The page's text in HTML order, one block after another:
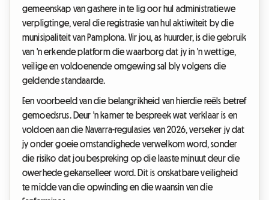
gemeenskap van gashere in te lig oor hul administratiewe
verpligtinge, veral die registrasie van hul aktiwiteit by die
munisipaliteit van Pamplona. Vir jou, as huurder, is die gebruik
van 'n erkende platform die waarborg dat jy in 'n wettige,
veilige en voldoenende omgewing sal bly volgens die
geldende standaarde.
Een voorbeeld van die belangrikheid van hierdie reëls betref
gemoedsrus. Deur 'n kamer te bespreek wat verklaar is en
voldoen aan die Navarra-regulasies van 2026, verseker jy dat
jy onder goeie omstandighede verwelkom word, sonder
die risiko dat jou bespreking op die laaste minuut deur die
owerhede gekanselleer word. Dit is onskatbare veiligheid
te midde van die opwinding en die waansin van die